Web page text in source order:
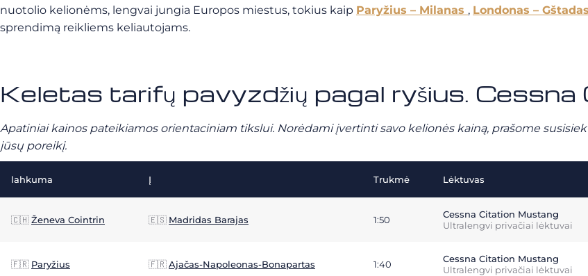
nuotolio kelionėms, lengvai jungia Europos miestus, tokius kaip Paryžius – Milanas , Londonas – Gštadas
sprendimą reikliems keliautojams.
Keletas tarifų pavyzdžių pagal ryšius.
Apatiniai kainos pateikiamos orientaciniam tikslui. Norėdami įvertinti savo kelionės kainą, prašome
jūsų poreikį.
lahkuma Į Trukmė Lėktuvas
🇨🇭Ženeva Cointrin 🇪🇸 Madridas Barajas 1:50
Cessna Citation Mustang
Ultralengvi privačiai lėktuvai
🇫🇷 Paryžius 🇫🇷Ajačas-Napoleonas-Bonapartas 1:40
Cessna Citation Mustang
Ultralengvi privačiai lėktuvai